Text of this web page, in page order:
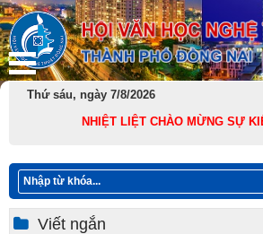
Thứ sáu, ngày 7/8/2026
NHIỆT LIỆT CHÀO MỪNG SỰ KIỆN
Viết ngắn